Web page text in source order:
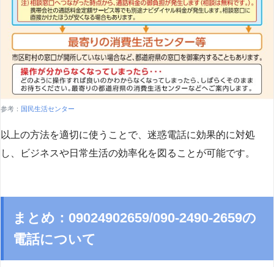
参考： 国民生活センター
以上の方法を適切に使うことで、迷惑電話に効果的に対処
し、ビジネスや日常生活の効率化を図ることが可能です。
まとめ：09024902659/090-2490-2659の
電話について